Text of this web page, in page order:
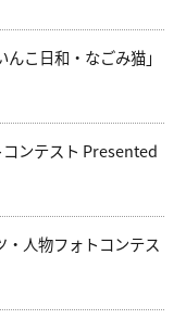
こ日和・なごみ猫」
ンテスト Presented
人物フォトコンテス